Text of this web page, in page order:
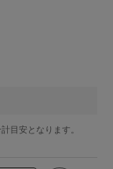
目安となります。